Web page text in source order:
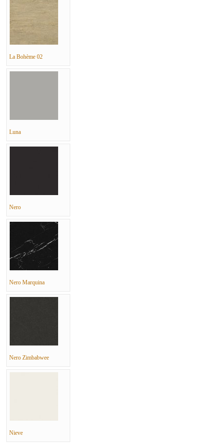
La Bohème 02
Luna
Nero
Nero Marquina
Nero Zimbabwee
Nieve